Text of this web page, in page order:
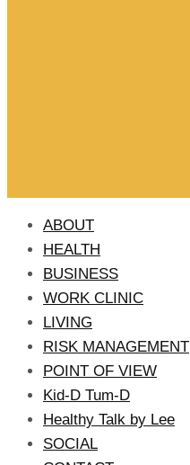
ABOUT
HEALTH
BUSINESS
WORK CLINIC
LIVING
RISK MANAGEMENT
POINT OF VIEW
Kid-D Tum-D
Healthy Talk by Lee
SOCIAL